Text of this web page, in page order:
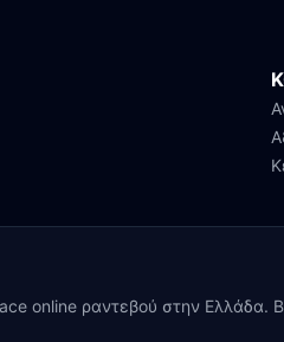
online ραντεβού στην Ελλάδα.